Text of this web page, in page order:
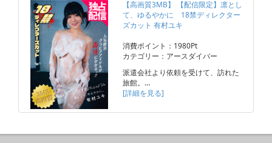
【高画質3MB】 【配信限定】凛とし
て、ゆるやかに 18禁ディレクター
ズカット 有村ユキ
消費ポイント：1980Pt
カテゴリー：アースダイバー
派遣会社より依頼を受けて、訪れた
旅館。…
[詳細を見る]